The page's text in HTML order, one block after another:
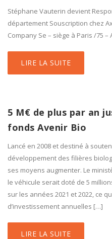
Stéphane Vauterin devient
département Souscription chez
Company Se – siège à Paris /75 –
LIRE LA SUITE
5 M€ de plus par an
fonds Avenir Bio
Lancé en 2008 et destiné à
développement des filières
ses moyens augmenter. Le
le véhicule serait doté de 5
sur les années 2021 et 2022, ce
d’investissement annuelles […]
LIRE LA SUITE